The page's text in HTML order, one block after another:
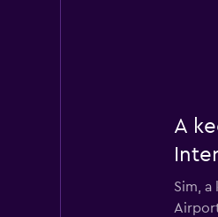
A
Sim,